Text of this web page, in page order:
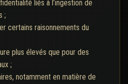
liés à l’ingestion de
;
certains raisonnements du
plus élevés que pour des
;
notamment en matière de